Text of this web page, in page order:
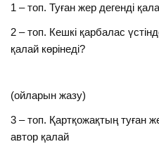
1 – топ. Туған жер дегенді
2 – топ. Кешкі қарбалас
қалай көрінеді?
(ойларын жазу)
3 – топ. Қартқожақтың туған
автор қалай